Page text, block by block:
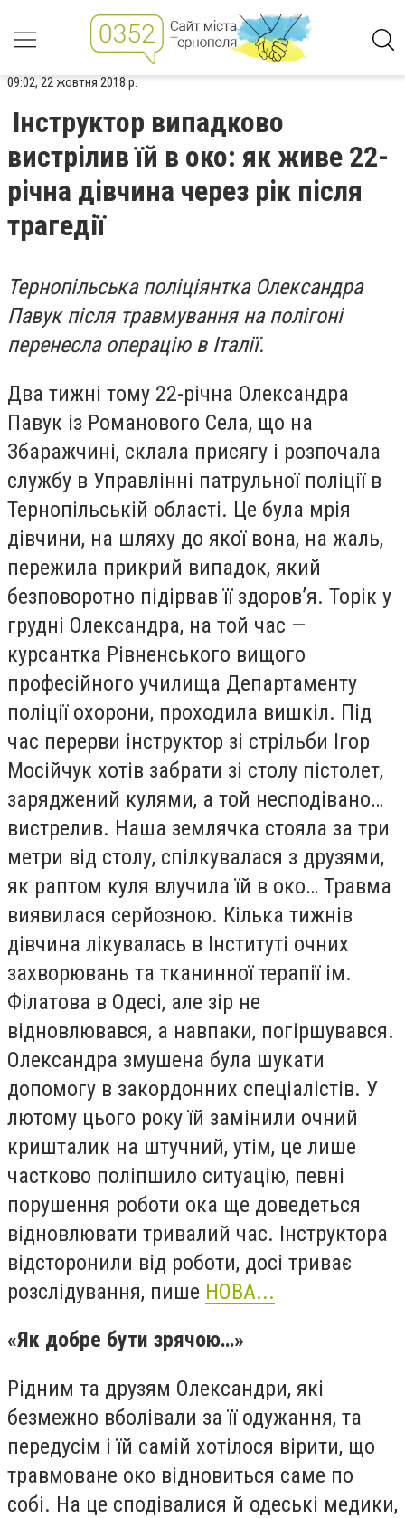
09:02, 22 жовтня 2018 р.
Інструктор випадково
вистрілив їй в око: як живе 22-
річна дівчина через рік після
трагедії
Тернопільська поліціянтка Олександра
Павук після травмування на полігоні
перенесла операцію в Італії.
Два тижні тому 22-річна Олександра
Павук із Романового Села, що на
Збаражчині, склала присягу і розпочала
службу в Управлінні патрульної поліції в
Тернопільській області. Це була мрія
дівчини, на шляху до якої вона, на жаль,
пережила прикрий випадок, який
безповоротно підірвав її здоров’я. Торік у
грудні Олександра, на той час —
курсантка Рівненського вищого
професійного училища Департаменту
поліції охорони, проходила вишкіл. Під
час перерви інструктор зі стрільби Ігор
Мосійчук хотів забрати зі столу пістолет,
заряджений кулями, а той несподівано…
вистрелив. Наша землячка стояла за три
метри від столу, спілкувалася з друзями,
як раптом куля влучила їй в око… Травма
виявилася серйозною. Кілька тижнів
дівчина лікувалась в Інституті очних
захворювань та тканинної терапії ім.
Філатова в Одесі, але зір не
відновлювався, а навпаки, погіршувався.
Олександра змушена була шукати
допомогу в закордонних спеціалістів. У
лютому цього року їй замінили очний
кришталик на штучний, утім, це лише
частково поліпшило ситуацію, певні
порушення роботи ока ще доведеться
відновлювати тривалий час. Інструктора
відсторонили від роботи, досі триває
розслідування, пише НОВА...
«Як добре бути зрячою…»
Рідним та друзям Олександри, які
безмежно вболівали за її одужання, та
передусім і їй самій хотілося вірити, що
травмоване око відновиться саме по
собі. На це сподівалися й одеські медики,